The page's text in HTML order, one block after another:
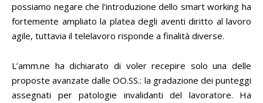
possiamo negare che l’introduzione dello smart working ha
fortemente ampliato la platea degli aventi diritto al lavoro
agile, tuttavia il telelavoro risponde a finalità diverse.
L’amm.ne ha dichiarato di voler recepire solo una delle
proposte avanzate dalle OO.SS.: la gradazione dei punteggi
assegnati per patologie invalidanti del lavoratore. Ha